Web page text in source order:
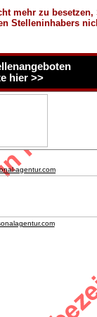
mehr zu
Stelleninhabers
hier >>
agentur.com